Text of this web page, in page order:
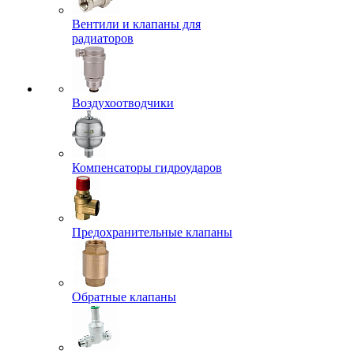
Вентили и клапаны для
радиаторов
Воздухоотводчики
Компенсаторы гидроударов
Предохранительные клапаны
Обратные клапаны